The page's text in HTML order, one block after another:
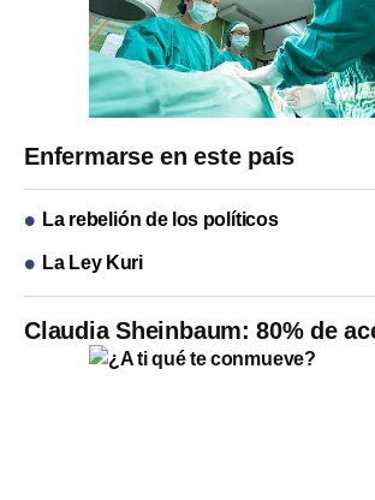
Claudia Sheinbaum: 80% de
Enfermarse en este país
La rebelión de los políticos
La Ley Kuri